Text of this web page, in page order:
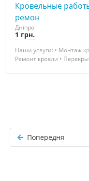
Кровельные
ремон
Дніпро
1 грн.
Наши услуги: • Монтаж
Ремонт кровли •
Попередня